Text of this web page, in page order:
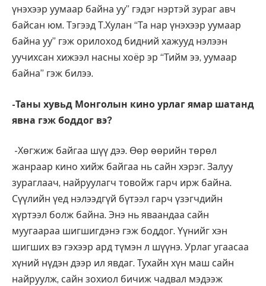
үнэхээр уумаар байна уу” гэдэг нэртэй зураг авч
байсан юм. Тэгээд Т.Хулан “Та нар үнэхээр уумаар
байна уу” гэж орилоход бидний хажууд нэлээн
уучихсан хижээл насны хоёр эр “Тийм ээ, уумаар
байна” гэж билээ.
-Таны хувьд Монголын кино урлаг ямар шатанд
явна гэж боддог вэ?
-Хөгжиж байгаа шүү дээ. Өөр өөрийн төрөл
жанраар кино хийж байгаа нь сайн хэрэг. Залуу
зураглаач, найруулагч товойж гарч ирж байна.
Сүүлийн үед нэлээдгүй бүтээл гарч үзэгчдийн
хүртээл болж байна. Энэ нь яваандаа сайн
муугаараа шигшигдэнэ гэж боддог. Үүнийг хэн
шигших вэ гэхээр ард түмэн л шүүнэ. Урлаг угаасаа
хүний нүдэн дээр ил явдаг. Тухайн хүн маш сайн
найруулж, сайн зохиол бичиж чадвал мэдээж